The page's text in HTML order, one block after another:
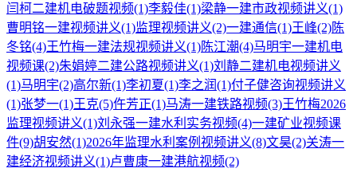
闫柯二建机电破题视频(1)李毅佳(1)梁静一建市政视频讲义(1)
曹明铭一建视频讲义(1)监理视频讲义(2)一建通信(1)王峰(2)陈
冬铭(4)王竹梅一建法规视频讲义(1)陈江潮(4)马明宇一建机电
视频课(2)朱娟婷二建公路视频讲义(1)刘静二建机电视频讲义
(1)马明宇(2)高尔新(1)李初夏(1)李之润(1)付子健咨询视频讲义
(1)张梦一(1)王克(5)仵芳正(1)马涛一建铁路视频(3)王竹梅2026
监理视频讲义(1)刘永强一建水利实务视频(4)一建矿业视频课
件(9)胡安然(1)2026年监理水利案例视频讲义(8)文昊(2)关涛一
建经济视频讲义(1)卢曹康一建港航视频(2)